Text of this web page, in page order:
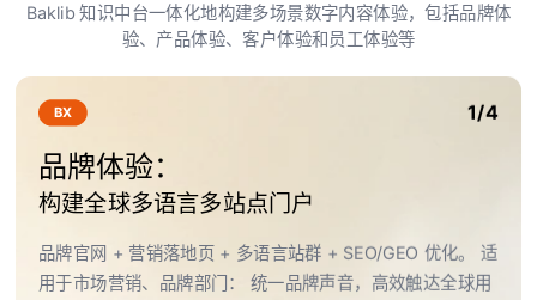
Baklib 知识中台一体化地构建多场景数字内容体验，包括品牌体
验、产品体验、客户体验和员工体验等
BX 1/4
品牌体验：
构建全球多语言多站点门户
品牌官网 + 营销落地页 + 多语言站群 + SEO/GEO 优化。 适
用于市场营销、品牌部门： 统一品牌声音，高效触达全球用